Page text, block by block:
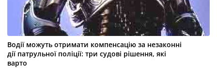
Водії можуть отримати компенсацію за незаконні
дії патрульної поліції: три судові рішення, які
варто